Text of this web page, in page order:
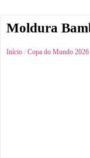
Moldura
Início / Copa do Mundo 2026